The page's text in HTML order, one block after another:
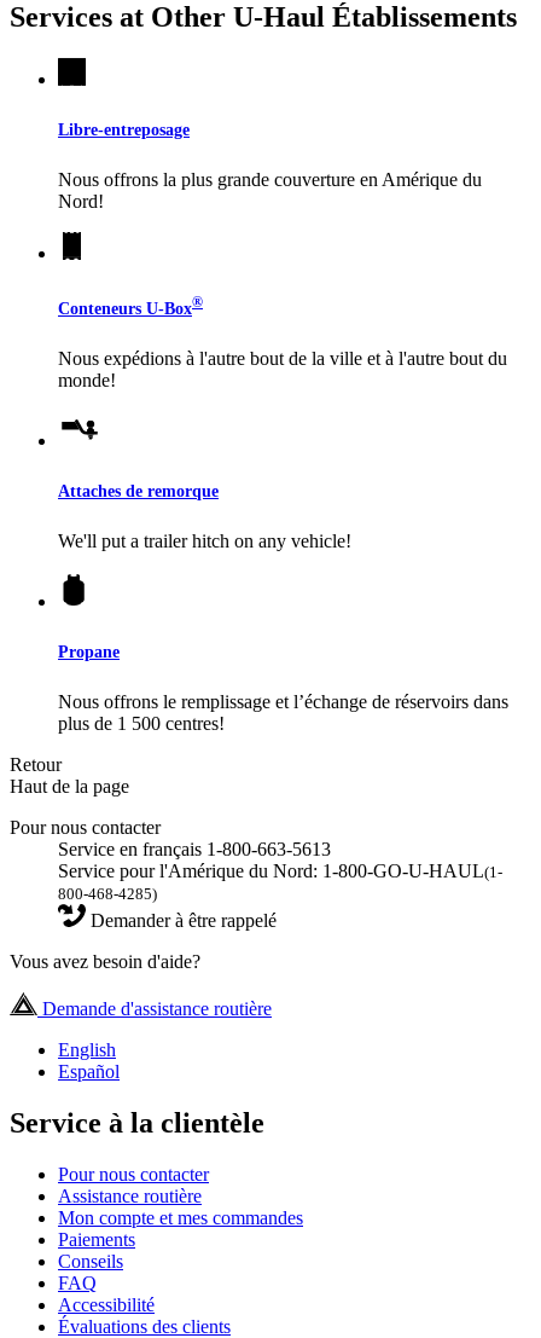
Services at Other U-Haul Établissements
Libre-entreposage
Nous offrons la plus grande couverture en Amérique du
Nord!
Conteneurs U-Box®
Nous expédions à l'autre bout de la ville et à l'autre bout du
monde!
Attaches de remorque
We'll put a trailer hitch on any vehicle!
Propane
Nous offrons le remplissage et l’échange de réservoirs dans
plus de 1 500 centres!
Retour
Haut de la page
Pour nous contacter
Service en français 1-800-663-5613
Service pour l'Amérique du Nord: 1-800-GO-U-HAUL(1-
800-468-4285)
Demander à être rappelé
Vous avez besoin d'aide?
Demande d'assistance routière
English
Español
Service à la clientèle
Pour nous contacter
Assistance routière
Mon compte et mes commandes
Paiements
Conseils
FAQ
Accessibilité
Évaluations des clients